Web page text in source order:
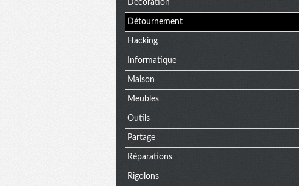
Décoration
Détournement
Hacking
Informatique
Maison
Meubles
Outils
Partage
Réparations
Rigolons